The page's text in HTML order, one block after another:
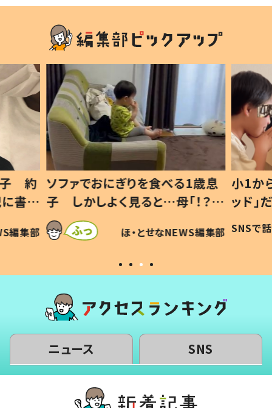
歳息
？」
編集部
小1から不登校、息子は「ギフテ
ッド」だった 父が“ウチ給食”を
作り続ける理由とは #令和の親
#令和の子
SNSで話題 ほ・とせなNEWS編集部
ひ孫
が、抱
「涙
い」
ニュース SNS